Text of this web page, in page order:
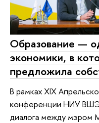
Образование —
экономики, в
предложила
В рамках XIX
конференции НИУ ВШЭ
диалога между мэром